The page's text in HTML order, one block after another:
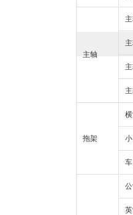
主轴
拖架